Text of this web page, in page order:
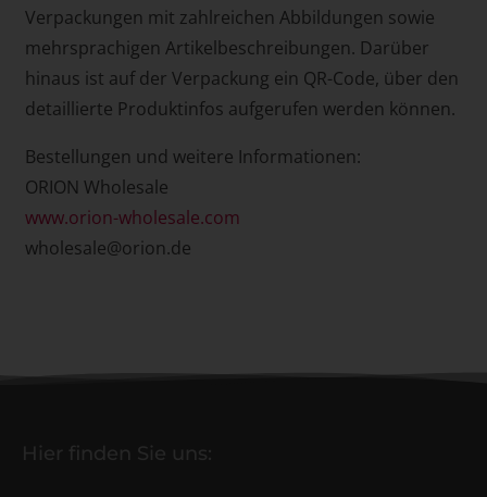
Verpackungen mit zahlreichen Abbildungen sowie
mehrsprachigen Artikelbeschreibungen. Darüber
hinaus ist auf der Verpackung ein QR-Code, über den
detaillierte Produktinfos aufgerufen werden können.
Bestellungen und weitere Informationen:
ORION Wholesale
www.orion-wholesale.com
wholesale@orion.de
Hier finden Sie uns: